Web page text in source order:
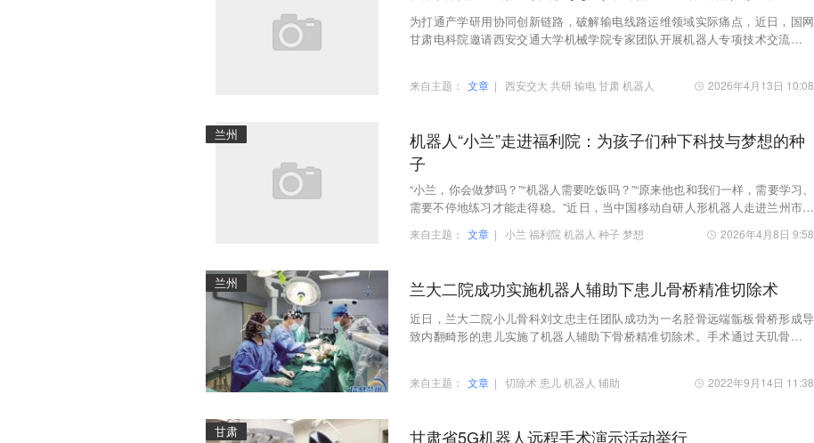
为打通产学研用协同创新链路，破解输电线路运维领域实际痛点，近日，国网
甘肃电科院邀请西安交通大学机械学院专家团队开展机器人专项技术交流，双
来自主题： 文章 | 西安交大 共研输电甘肃 机器人 2026年4月13日 10:08
兰州
机器人“小兰”走进福利院：为孩子们种下科技与梦想的种
子
“小兰，你会做梦吗？”“机器人需要吃饭吗？”“原来他也和我们一样，需要学习、
需要不停地练习才能走得稳。”近日，当中国移动自研人形机器人走进兰州市儿
来自主题： 文章 | 小兰 福利院 机器人 种子梦想 2026年4月8日 9:58
兰州 兰大二院成功实施机器人辅助下患儿骨桥精准切除术
近日，兰大二院小儿骨科刘文忠主任团队成功为一名胫骨远端骺板骨桥形成导
致内翻畸形的患儿实施了机器人辅助下骨桥精准切除术。手术通过天玑骨科手
来自主题： 文章 | 切除术 患儿机器人 辅助 2022年9月14日 11:38
甘肃 甘肃省5G机器人远程手术演示活动举行